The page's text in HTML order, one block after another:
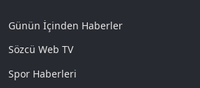
Günün İçinden Haberler
Sözcü Web TV
Spor Haberleri